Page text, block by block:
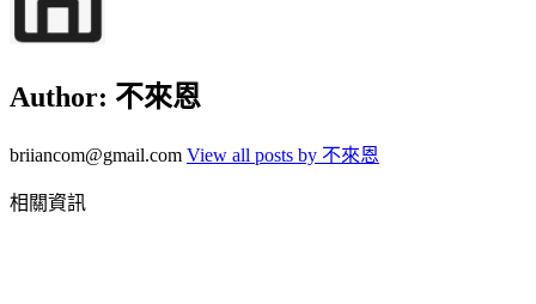
Author: 不來恩
briiancom@gmail.com View all posts by 不來恩
相關資訊